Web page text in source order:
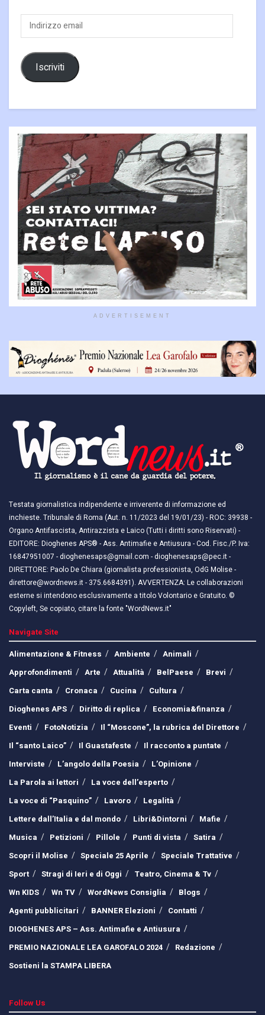
Indirizzo
email
Iscriviti
ADVERTISEMENT
Testata giornalistica indipendente e irriverente di informazione ed
inchieste. Tribunale di Roma (Aut. n. 11/2023 del 19/01/23) - ROC: 39938 -
Organo Antifascista, Antirazzista e Laico (Tutti i diritti sono Riservati) -
EDITORE: Dioghenes APS® - Ass. Antimafie e Antiusura - Cod. Fisc./P. Iva:
16847951007 - dioghenesaps@gmail.com - dioghenesaps@pec.it - ​​
DIRETTORE: Paolo De Chiara (giornalista professionista, OdG Molise -
direttore@wordnews.it - ​​375.6684391). AVVERTENZA: Le collaborazioni
esterne si intendono esclusivamente a titolo Volontario e Gratuito. ©
Copyleft, Se copiato, citare la fonte "WordNews.it"
Navigate Site
Alimentazione & Fitness
Ambiente
Animali
Approfondimenti
Arte Attualità BelPaese
Brevi
Carta canta
Cronaca Cucina
Cultura
Dioghenes APS
Diritto di replica
Economia&finanza
Eventi
FotoNotizia
Il “Moscone”, la rubrica del Direttore
Il “santo Laico”
Il Guastafeste
Il racconto a puntate
Interviste
L’angolo della Poesia
L’Opinione
La Parola ai lettori
La voce dell’esperto
La voce di “Pasquino”
Lavoro
Legalità
Lettere dall’Italia e dal mondo
Libri&Dintorni
Mafie
Musica
Petizioni Pillole Punti di vista
Satira
Scopri il Molise
Speciale 25 Aprile
Speciale Trattative
Sport
Stragi di Ieri e di Oggi
Teatro, Cinema & Tv
Wn KIDS
Wn TV WordNews Consiglia
Blogs
Agenti pubblicitari
BANNER Elezioni
Contatti
DIOGHENES APS – Ass. Antimafie e Antiusura
PREMIO NAZIONALE LEA GAROFALO 2024
Redazione
Sostieni la STAMPA LIBERA
Follow Us